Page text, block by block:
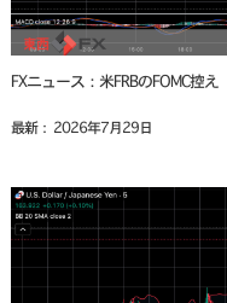
FXニュース：米FRBのFOMC控え
最新： 2026年7月29日